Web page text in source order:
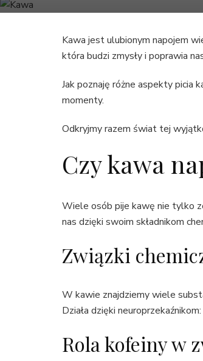
Kawa jest ulubionym napojem
która budzi zmysły i poprawia
Jak poznaję różne aspekty picia
momenty.
Odkryjmy razem świat tej
Czy kawa
Wiele osób pije kawę nie tylko
nas dzięki swoim składnikom
Związki
W kawie znajdziemy wiele
Działa dzięki
Rola kofeiny w